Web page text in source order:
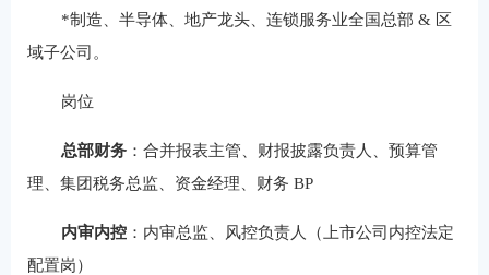
*制造、半导体、地产龙头、连锁服务业全国总部 & 区
域子公司。
岗位
总部财务：合并报表主管、财报披露负责人、预算管
理、集团税务总监、资金经理、财务 BP
内审内控：内审总监、风控负责人（上市公司内控法定
配置岗）